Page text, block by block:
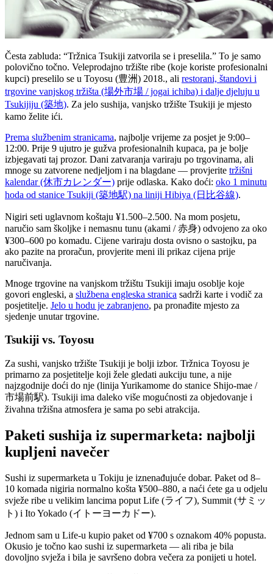
Česta zabluda: “Tržnica Tsukiji zatvorila se i preselila.” To je samo
polovično točno. Veleprodajno tržište ribe (koje koriste profesionalni
kupci) preselilo se u Toyosu (豊洲) 2018., ali restorani, štandovi i
trgovine vanjskog tržišta (場外市場 / jogai ichiba) i dalje djeluju u
Tsukijiju (築地). Za jelo sushija, vanjsko tržište Tsukiji je mjesto
kamo želite ići.
Prema službenim stranicama, najbolje vrijeme za posjet je 9:00–
12:00. Prije 9 ujutro je gužva profesionalnih kupaca, pa je bolje
izbjegavati taj prozor. Dani zatvaranja variraju po trgovinama, ali
mnoge su zatvorene nedjeljom i na blagdane — provjerite tržišni
kalendar (休市カレンダー) prije odlaska. Kako doći: oko 1 minutu
hoda od stanice Tsukiji (築地駅) na liniji Hibiya (日比谷線).
Nigiri seti uglavnom koštaju ¥1.500–2.500. Na mom posjetu,
naručio sam školjke i nemasnu tunu (akami / 赤身) odvojeno za oko
¥300–600 po komadu. Cijene variraju dosta ovisno o sastojku, pa
ako pazite na proračun, provjerite meni ili prikaz cijena prije
naručivanja.
Mnoge trgovine na vanjskom tržištu Tsukiji imaju osoblje koje
govori engleski, a službena engleska stranica sadrži karte i vodič za
posjetitelje. Jelo u hodu je zabranjeno, pa pronađite mjesto za
sjedenje unutar trgovine.
Tsukiji vs. Toyosu
Za sushi, vanjsko tržište Tsukiji je bolji izbor. Tržnica Toyosu je
primarno za posjetitelje koji žele gledati aukciju tune, a nije
najzgodnije doći do nje (linija Yurikamome do stanice Shijo-mae /
市場前駅). Tsukiji ima daleko više mogućnosti za objedovanje i
živahna tržišna atmosfera je sama po sebi atrakcija.
Paketi sushija iz supermarketa: najbolji
kupljeni navečer
Sushi iz supermarketa u Tokiju je iznenađujuće dobar. Paket od 8–
10 komada nigiria normalno košta ¥500–880, a naći ćete ga u odjelu
svježe ribe u velikim lancima poput Life (ライフ), Summit (サミッ
ト) i Ito Yokado (イトーヨーカドー).
Jednom sam u Life-u kupio paket od ¥700 s oznakom 40% popusta.
Okusio je točno kao sushi iz supermarketa — ali riba je bila
dovoljno svježa i bila je savršeno dobra večera za ponijeti u hotel.